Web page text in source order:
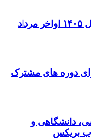
نتایج نهایی آزمون دکتری سال ۱۴۰۵ اواخر مرداد
دوره های مشترک
دانشگاهی و
بریکس